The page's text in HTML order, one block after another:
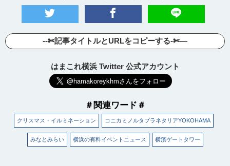
--✄記事タイトルとURLをコピーする-✄—
はまこれ横浜 Twitter 公式アカウント
＃関連ワード＃
クリスマス・イルミネーション コニカミノルタプラネタリアYOKOHAMA
みなとみらい 横浜の有料イベントニュース 横濱ゲートタワー